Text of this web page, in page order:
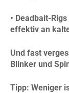
• Deadbait-
effektiv an
Und fast
Blinker und
Tipp: Weniger